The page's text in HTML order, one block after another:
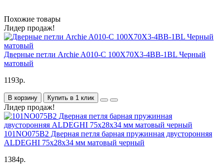
Похожие товары
Лидер продаж!
Дверные петли Archie A010-C 100X70X3-4BB-1BL Черный
матовый
1193р.
В корзину Купить в 1 клик
Лидер продаж!
101NO075B2 Дверная петля барная пружинная двусторонняя
ALDEGHI 75x28x34 мм матовый черный
1384р.